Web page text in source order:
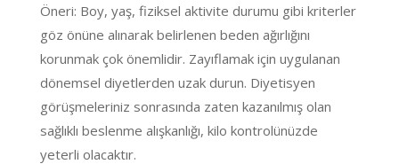
Öneri: Boy, yaş, fiziksel aktivite durumu gibi kriterler
göz önüne alınarak belirlenen beden ağırlığını
korunmak çok önemlidir. Zayıflamak için uygulanan
dönemsel diyetlerden uzak durun. Diyetisyen
görüşmeleriniz sonrasında zaten kazanılmış olan
sağlıklı beslenme alışkanlığı, kilo kontrolünüzde
yeterli olacaktır.